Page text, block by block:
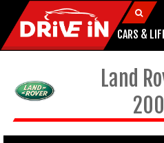
CARS &
Land